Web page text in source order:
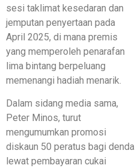
sesi taklimat kesedaran dan
jemputan penyertaan pada
April 2025, di mana premis
yang memperoleh penarafan
lima bintang berpeluang
memenangi hadiah menarik.
Dalam sidang media sama,
Peter Minos, turut
mengumumkan promosi
diskaun 50 peratus bagi denda
lewat pembayaran cukai